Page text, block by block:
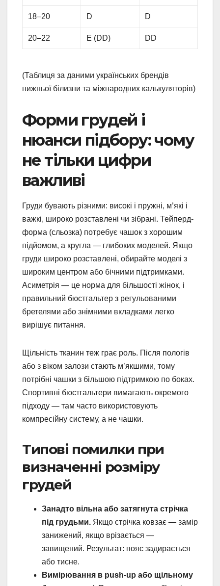
18–20 D D
20–22 E (DD) DD
(Таблиця за даними українських брендів
нижньої білизни та міжнародних калькуляторів)
Форми грудей і
нюанси підбору: чому
не тільки цифри
важливі
Груди бувають різними: високі і пружні, м’які і
важкі, широко розставлені чи зібрані. Тейперд-
форма (сльозка) потребує чашок з хорошим
підйомом, а кругла — глибоких моделей. Якщо
груди широко розставлені, обирайте моделі з
широким центром або бічними підтримками.
Асиметрія — це норма для більшості жінок, і
правильний бюстгальтер з регульованими
бретелями або знімними вкладками легко
вирішує питання.
Щільність тканин теж грає роль. Після пологів
або з віком залози стають м’якшими, тому
потрібні чашки з більшою підтримкою по боках.
Спортивні бюстгальтери вимагають окремого
підходу — там часто використовують
компресійну систему, а не чашки.
Типові помилки при
визначенні розміру
грудей
Занадто вільна або затягнута стрічка
під грудьми. Якщо стрічка ковзає — замір
занижений, якщо врізається —
завищений. Результат: пояс задирається
або тисне.
Вимірювання в push-up або щільному